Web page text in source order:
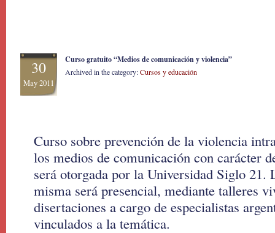
30
May 2011
Curso gratuito “Medios de comunicación y violencia”
Archived in the category:Cursos y educación
Curso sobre prevención de la violencia
los medios de comunicación con carácter
será otorgada por la Universidad Siglo 21.
misma será presencial, mediante talleres
disertaciones a cargo de especialistas
vinculados a la temática.